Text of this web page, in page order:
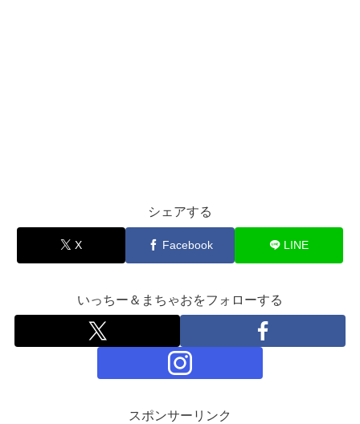
シェアする
X Facebook LINE
いっちー＆まちゃおをフォローする
スポンサーリンク